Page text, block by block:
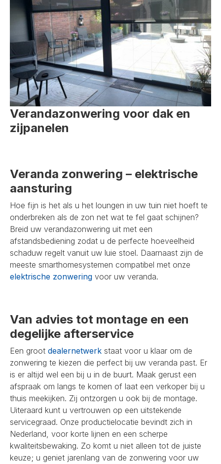
Verandazonwering voor dak en
zijpanelen
Veranda zonwering – elektrische
aansturing
Hoe fijn is het als u het loungen in uw tuin niet hoeft te
onderbreken als de zon net wat te fel gaat schijnen?
Breid uw verandazonwering uit met een
afstandsbediening zodat u de perfecte hoeveelheid
schaduw regelt vanuit uw luie stoel. Daarnaast zijn de
meeste smarthomesystemen compatibel met onze
elektrische zonwering voor uw veranda.
Van advies tot montage en een
degelijke afterservice
Een groot dealernetwerk staat voor u klaar om de
zonwering te kiezen die perfect bij uw veranda past. Er
is er altijd wel een bij u in de buurt. Maak gerust een
afspraak om langs te komen of laat een verkoper bij u
thuis meekijken. Zij ontzorgen u ook bij de montage.
Uiteraard kunt u vertrouwen op een uitstekende
servicegraad. Onze productielocatie bevindt zich in
Nederland, voor korte lijnen en een scherpe
kwaliteitsbewaking. Zo komt u niet alleen tot de juiste
keuze; u geniet jarenlang van de zonwering voor uw